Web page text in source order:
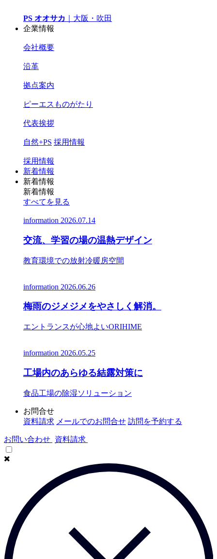
PS オオサカ
大阪・吹田
企業情報
会社概要
沿革
拠点案内
ピーエスものがたり
代表挨拶
自然+PS 採用情報
採用情報
新着情報
新着情報
新着情報
すべてを見る
information 2026.07.14
交流、学習の場の温熱デザイン
教育環境での放射冷暖房空間
information 2026.06.26
梅雨のジメジメをやさしく解消。
エントランスが心地よいORIHIME
information 2026.05.25
工場内のあらゆる結露対策に
食品工場の除湿ソリューション
お問合せ
資料請求 メールでのお問合せ 訪問を予約する
お問い合わせ 資料請求